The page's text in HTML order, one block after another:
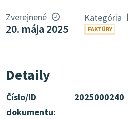
Zverejnené
20. mája 2025
Kategória
FAKTÚRY
Detaily
Číslo/ID
dokumentu:
2025000240